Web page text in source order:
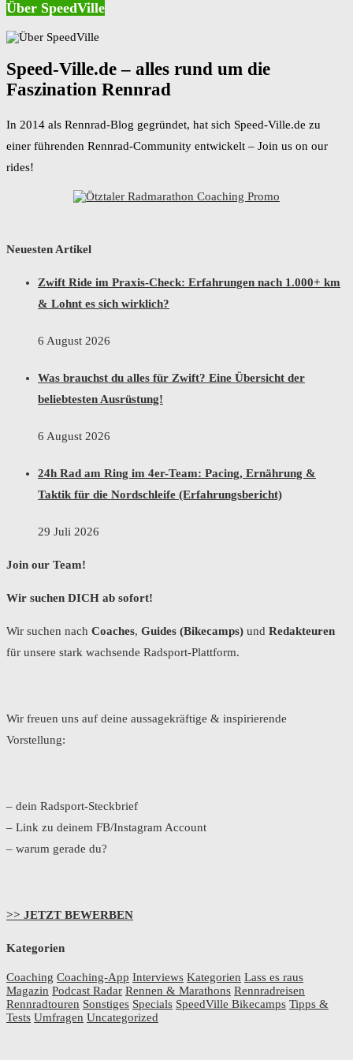
Über SpeedVille
Speed-Ville.de – alles rund um die
Faszination Rennrad
In 2014 als Rennrad-Blog gegründet, hat sich Speed-Ville.de zu
einer führenden Rennrad-Community entwickelt – Join us on our
rides!
Neuesten Artikel
Zwift Ride im Praxis-Check: Erfahrungen nach 1.000+ km
& Lohnt es sich wirklich?
6 August 2026
Was brauchst du alles für Zwift? Eine Übersicht der
beliebtesten Ausrüstung!
6 August 2026
24h Rad am Ring im 4er-Team: Pacing, Ernährung &
Taktik für die Nordschleife (Erfahrungsbericht)
29 Juli 2026
Join our Team!
Wir suchen DICH ab sofort!
Wir suchen nach Coaches, Guides (Bikecamps) und Redakteuren
für unsere stark wachsende Radsport-Plattform.
Wir freuen uns auf deine aussagekräftige & inspirierende
Vorstellung:
– dein Radsport-Steckbrief
– Link zu deinem FB/Instagram Account
– warum gerade du?
>> JETZT BEWERBEN
Kategorien
Coaching Coaching-App Interviews Kategorien Lass es raus
Magazin Podcast Radar Rennen & Marathons Rennradreisen
Rennradtouren Sonstiges Specials SpeedVille Bikecamps Tipps &
Tests Umfragen Uncategorized